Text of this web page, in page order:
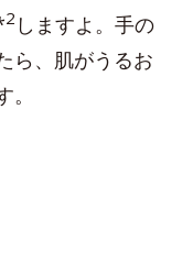
2 しますよ。手の
ら、肌がうるお